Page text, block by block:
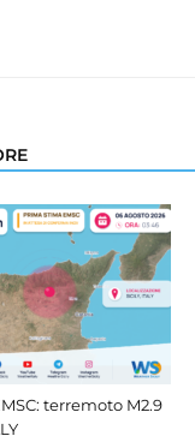
terremoto M2.9